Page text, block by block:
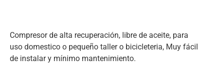
Compresor de alta recuperación, libre de aceite, para
uso domestico o pequeño taller o bicicleteria, Muy fácil
de instalar y mínimo mantenimiento.